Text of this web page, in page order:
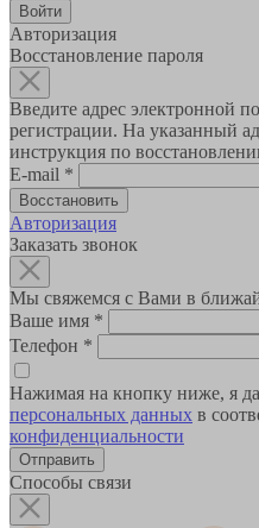
Авторизация
Восстановление пароля
Введите адрес электронной
регистрации. На указанный
инструкция по
E-mail *
Авторизация
Заказать звонок
Мы свяжемся с Вами в
Ваше имя *
Телефон *
Нажимая на кнопку ниже, я
персональных данных в
конфиденциальности
Способы связи